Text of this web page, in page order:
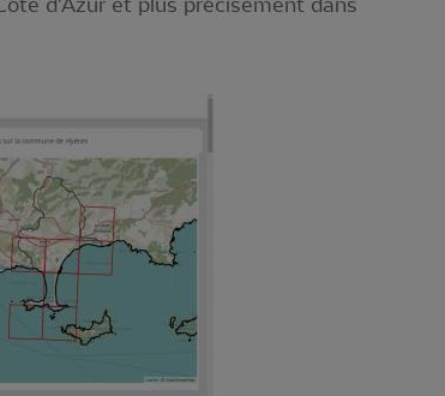
d'Azur et plus précisement dans